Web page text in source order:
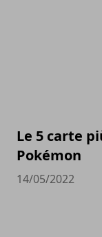
Le 5 carte
Pokémon
14/05/2022